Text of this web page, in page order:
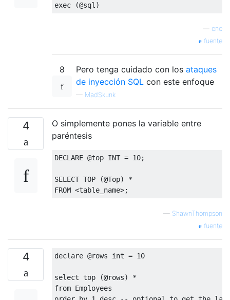
exec
(@sql )
ene
fuente
8 Pero tenga cuidado con los ataques
de inyección SQL con este enfoque
— MadSkunk
4
O simplemente pones la variable entre
paréntesis
DECLARE @top INT = 10;
SELECT TOP (@Top)
*
FROM <table_name>;
— ShawnThompson
fuente
4 declare @rows int = 10
select top (@rows)
*
from